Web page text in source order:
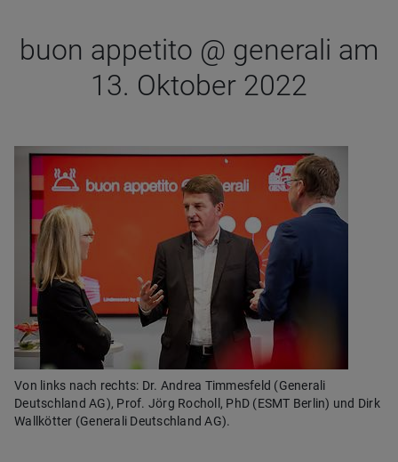
buon appe­tito @ gene­rali am
13. Okto­ber 2022
Von links nach rechts: Dr. Andrea Timmesfeld (Generali
Deutschland AG), Prof. Jörg Rocholl, PhD (ESMT Berlin) und Dirk
Wallkötter (Generali Deutschland AG).